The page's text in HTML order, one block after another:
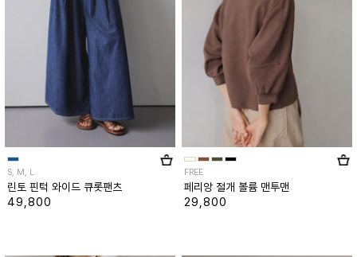
S, M, L
린토 핀턱 와이드 큐롯팬츠
49,800
FREE
페리앙 절개 볼륨 맨투맨
29,800